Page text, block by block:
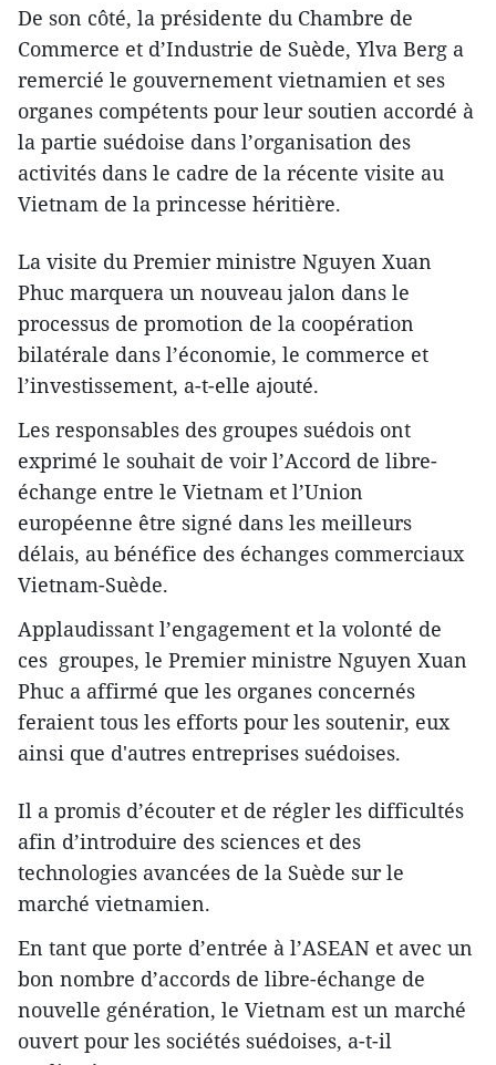
De son côté, la présidente du Chambre de
Commerce et d’Industrie de Suède, Ylva Berg a
remercié le gouvernement vietnamien et ses
organes compétents pour leur soutien accordé à
la partie suédoise dans l’organisation des
activités dans le cadre de la récente visite au
Vietnam de la princesse héritière.
La visite du Premier ministre Nguyen Xuan
Phuc marquera un nouveau jalon dans le
processus de promotion de la coopération
bilatérale dans l’économie, le commerce et
l’investissement, a-t-elle ajouté.
Les responsables des groupes suédois ont
exprimé le souhait de voir l’Accord de libre-
échange entre le Vietnam et l’Union
européenne être signé dans les meilleurs
délais, au bénéfice des échanges commerciaux
Vietnam-Suède.
Applaudissant l’engagement et la volonté de
ces groupes, le Premier ministre Nguyen Xuan
Phuc a affirmé que les organes concernés
feraient tous les efforts pour les soutenir, eux
ainsi que d'autres entreprises suédoises.
Il a promis d’écouter et de régler les difficultés
afin d’introduire des sciences et des
technologies avancées de la Suède sur le
marché vietnamien.
En tant que porte d’entrée à l’ASEAN et avec un
bon nombre d’accords de libre-échange de
nouvelle génération, le Vietnam est un marché
ouvert pour les sociétés suédoises, a-t-il